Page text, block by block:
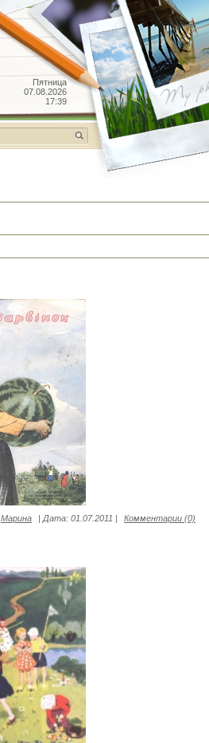
Пятница
07.08.2026
17:39
Марина | Дата: 01.07.2011 | Комментарии (0)